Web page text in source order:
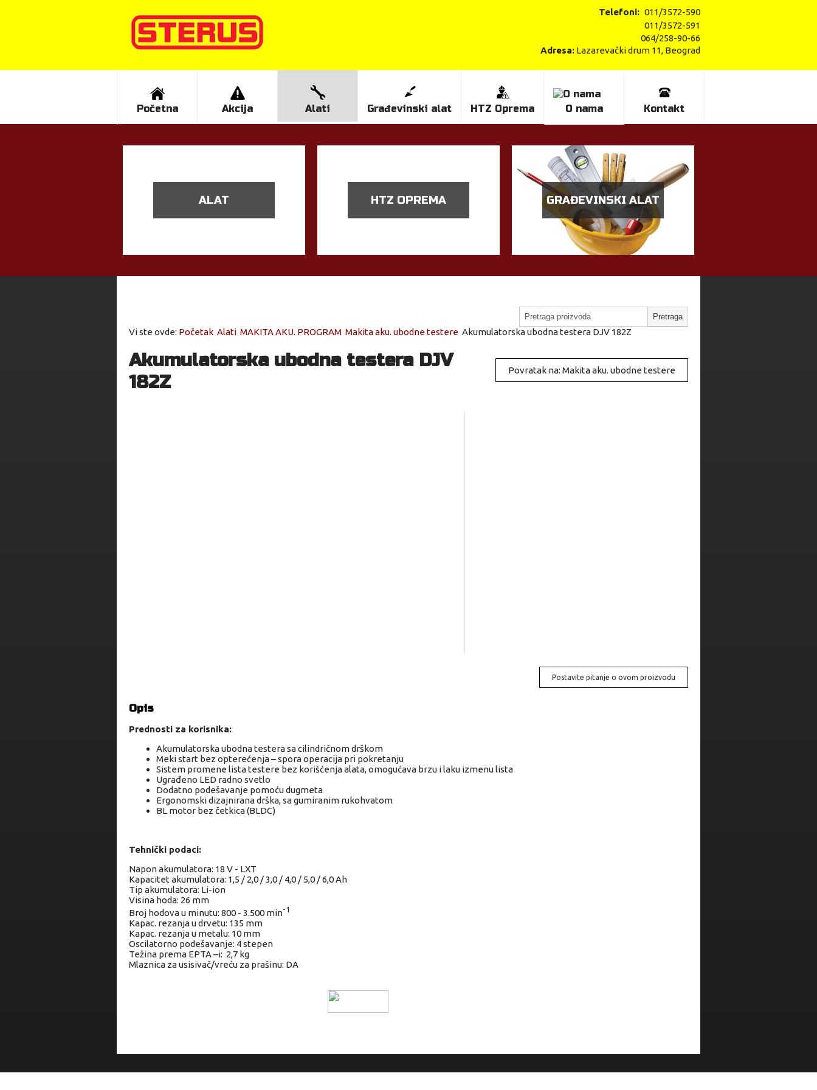
Telefoni: 011/3572-590
011/3572-591
064/258-90-66
Adresa: Lazarevački drum 11, Beograd
Početna Akcija Alati Građevinski alat HTZ Oprema O nama Kontakt
ALAT HTZ OPREMA GRAĐEVINSKI ALAT
Vi ste ovde: Početak Alati MAKITA AKU. PROGRAM Makita aku. ubodne testere Akumulatorska ubodna testera DJV 182Z
Povratak na: Makita aku. ubodne testere
Akumulatorska ubodna testera DJV
182Z
Postavite pitanje o ovom proizvodu
Opis
Prednosti za korisnika:
Akumulatorska ubodna testera sa cilindričnom drškom
Meki start bez opterećenja – spora operacija pri pokretanju
Sistem promene lista testere bez korišćenja alata, omogućava brzu i laku izmenu lista
Ugrađeno LED radno svetlo
Dodatno podešavanje pomoću dugmeta
Ergonomski dizajnirana drška, sa gumiranim rukohvatom
BL motor bez četkica (BLDC)
Tehnički podaci:
Napon akumulatora: 18 V - LXT
Kapacitet akumulatora: 1,5 / 2,0 / 3,0 / 4,0 / 5,0 / 6,0 Ah
Tip akumulatora: Li-ion
Visina hoda: 26 mm
Broj hodova u minutu: 800 - 3.500 min-1
Kapac. rezanja u drvetu: 135 mm
Kapac. rezanja u metalu: 10 mm
Oscilatorno podešavanje: 4 stepen
Težina prema EPTA –i: 2,7 kg
Mlaznica za usisivač/vreću za prašinu: DA